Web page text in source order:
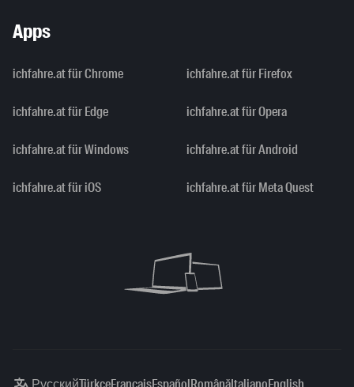
Apps
ichfahre.at für Chrome ichfahre.at für Firefox
ichfahre.at für Edge ichfahre.at für Opera
ichfahre.at für Windows ichfahre.at für Android
ichfahre.at für iOS ichfahre.at für Meta Quest